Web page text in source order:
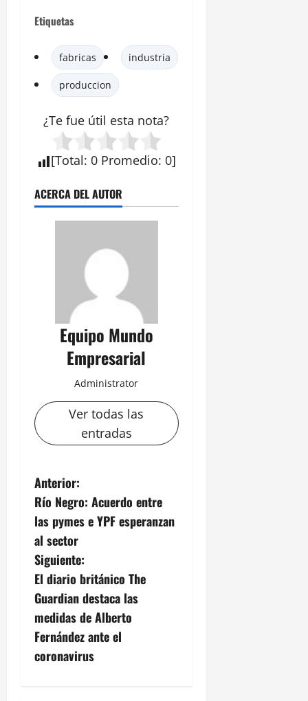
Etiquetas
fabricas industria
produccion
¿Te fue útil esta nota?
[Total: 0 Promedio: 0]
ACERCA DEL AUTOR
Equipo Mundo
Empresarial
Administrator
Ver todas las
entradas
N
a
v
e
g
a
c
Anterior:
Río Negro: Acuerdo entre
las pymes e YPF esperanzan
al sector
Siguiente:
El diario británico The
Guardian destaca las
medidas de Alberto
Fernández ante el
coronavirus